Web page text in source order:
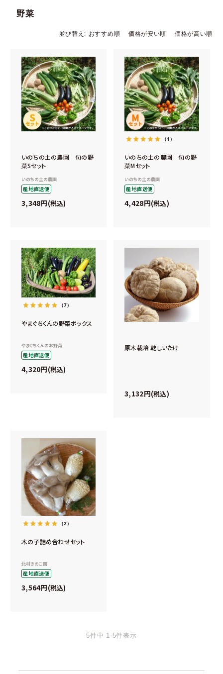
野菜
並び替え おすすめ順 価格が安い順 価格が高い順
いのちの土の農園 旬の野
菜Sセット
いのちの土の農園
産地直送便
3,348 税込
（1）
いのちの土の農園 旬の野
菜Mセット
いのちの土の農園
産地直送便
4,428 税込
（7）
やまぐちくんの野菜ボックス
やまぐちくんのお野菜
産地直送便
4,320 税込
原木栽培 乾しいたけ
3,132 税込
（2）
木の子詰め合わせセット
北村きのこ園
産地直送便
3,564 税込
5件中 1-5件表示